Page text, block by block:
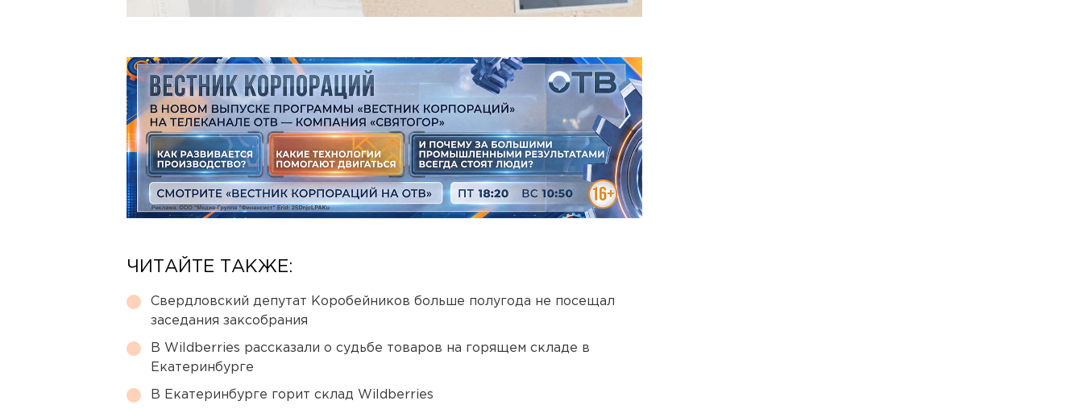
ЧИТАЙТЕ ТАКЖЕ:
Свердловский депутат Коробейников больше полугода не посещал
заседания заксобрания
В Wildberries рассказали о судьбе товаров на горящем складе в
Екатеринбурге
В Екатеринбурге горит склад Wildberries